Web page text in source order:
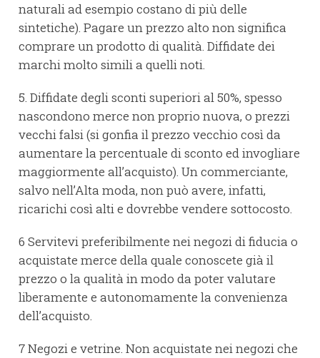
naturali ad esempio costano di più delle
sintetiche). Pagare un prezzo alto non significa
comprare un prodotto di qualità. Diffidate dei
marchi molto simili a quelli noti.
5. Diffidate degli sconti superiori al 50%, spesso
nascondono merce non proprio nuova, o prezzi
vecchi falsi (si gonfia il prezzo vecchio così da
aumentare la percentuale di sconto ed invogliare
maggiormente all’acquisto). Un commerciante,
salvo nell’Alta moda, non può avere, infatti,
ricarichi così alti e dovrebbe vendere sottocosto.
6 Servitevi preferibilmente nei negozi di fiducia o
acquistate merce della quale conoscete già il
prezzo o la qualità in modo da poter valutare
liberamente e autonomamente la convenienza
dell’acquisto.
7 Negozi e vetrine. Non acquistate nei negozi che